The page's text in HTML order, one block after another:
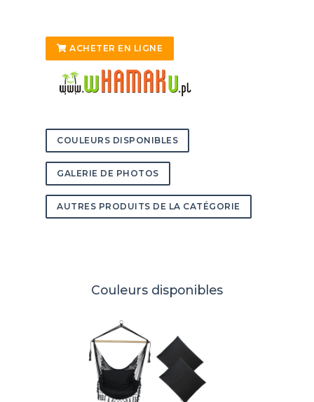
ACHETER EN LIGNE
COULEURS DISPONIBLES
GALERIE DE PHOTOS
AUTRES PRODUITS DE LA CATÉGORIE
Couleurs disponibles